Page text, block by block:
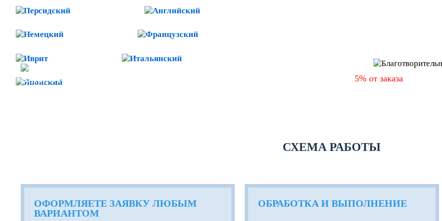
5% от заказамы
СХЕМА РАБОТЫ
ОФОРМЛЯЕТЕ ЗАЯВКУ ЛЮБЫМ
ВАРИАНТОМ
ОБРАБОТКА И ВЫПОЛНЕНИЕ